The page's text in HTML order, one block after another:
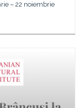
– 22 noiembrie